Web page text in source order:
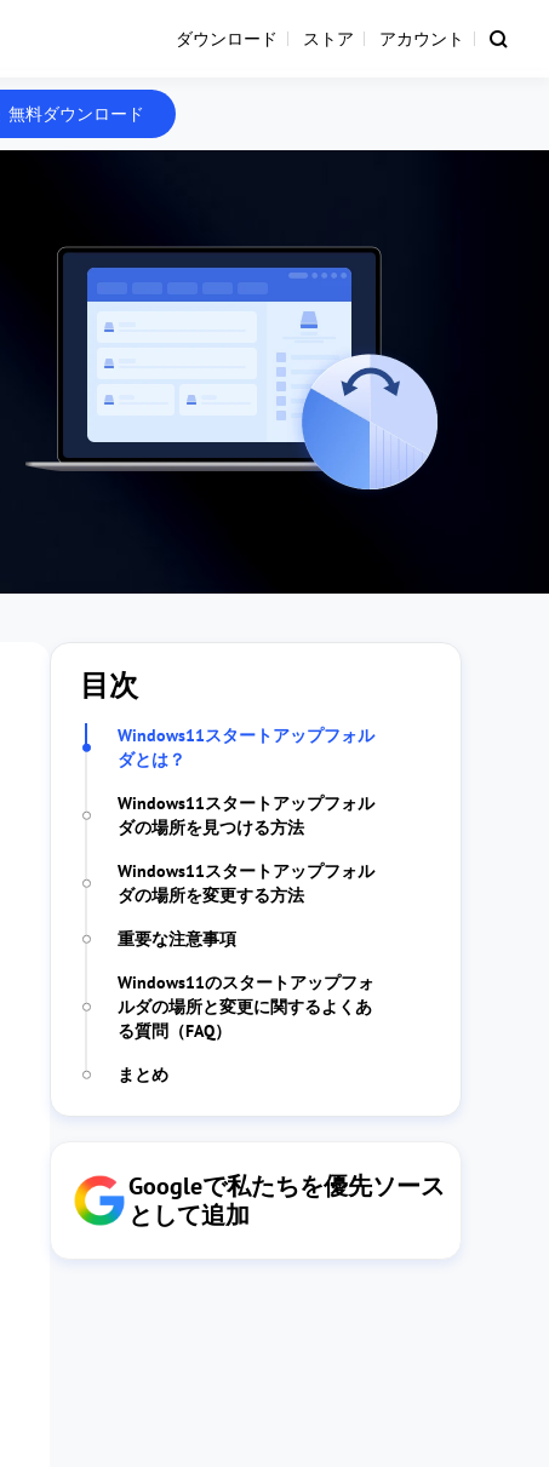
ダウンロード ストア アカウント
無料ダウンロード
目次
Windows11スタートアップフォル
ダとは？
Windows11スタートアップフォル
ダの場所を見つける方法
Windows11スタートアップフォル
ダの場所を変更する方法
重要な注意事項
Windows11のスタートアップフォ
ルダの場所と変更に関するよくあ
る質問（FAQ）
まとめ
Googleで私たちを優先ソース
として追加